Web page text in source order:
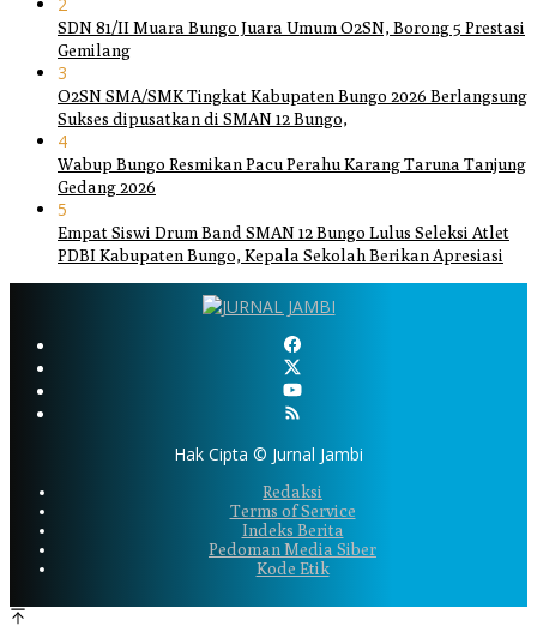
SDN 81/II Muara Bungo Juara Umum O2SN, Borong 5 Prestasi
Gemilang
3
O2SN SMA/SMK Tingkat Kabupaten Bungo 2026 Berlangsung
Sukses dipusatkan di SMAN 12 Bungo,
4
Wabup Bungo Resmikan Pacu Perahu Karang Taruna Tanjung
Gedang 2026
5
Empat Siswi Drum Band SMAN 12 Bungo Lulus Seleksi Atlet
PDBI Kabupaten Bungo, Kepala Sekolah Berikan Apresiasi
Hak Cipta © Jurnal Jambi
Redaksi
Terms of Service
Indeks Berita
Pedoman Media Siber
Kode Etik